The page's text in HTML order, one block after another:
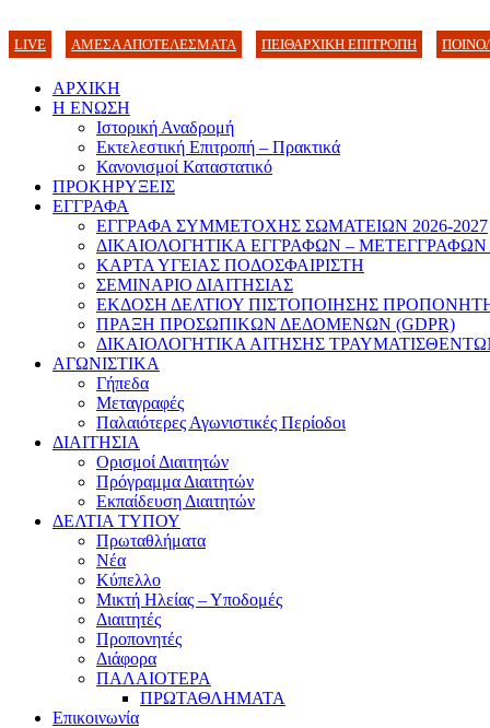
LIVE ΑΜΕΣΑ ΑΠΟΤΕΛΕΣΜΑΤΑ ΠΕΙΘΑΡΧΙΚΗ ΕΠΙΤΡΟΠΗ
ΑΡΧΙΚΗ
Η ΕΝΩΣΗ
Ιστορική Αναδρομή
Εκτελεστική Επιτροπή – Πρακτικά
Κανονισμοί Καταστατικό
ΠΡΟΚΗΡΥΞΕΙΣ
ΕΓΓΡΑΦΑ
ΕΓΓΡΑΦΑ ΣΥΜΜΕΤΟΧΗΣ ΣΩΜΑΤΕΙΩΝ 2026-2027
ΔΙΚΑΙΟΛΟΓΗΤΙΚΑ ΕΓΓΡΑΦΩΝ –
ΚΑΡΤΑ ΥΓΕΙΑΣ ΠΟΔΟΣΦΑΙΡΙΣΤΗ
ΣΕΜΙΝΑΡΙΟ ΔΙΑΙΤΗΣΙΑΣ
ΕΚΔΟΣΗ ΔΕΛΤΙΟΥ ΠΙΣΤΟΠΟΙΗΣΗΣ
ΠΡΑΞΗ ΠΡΟΣΩΠΙΚΩΝ ΔΕΔΟΜΕΝΩΝ (GDPR)
ΔΙΚΑΙΟΛΟΓΗΤΙΚΑ ΑΙΤΗΣΗΣ
ΑΓΩΝΙΣΤΙΚΑ
Γήπεδα
Μεταγραφές
Παλαιότερες Αγωνιστικές Περίοδοι
ΔΙΑΙΤΗΣΙΑ
Ορισμοί Διαιτητών
Πρόγραμμα Διαιτητών
Εκπαίδευση Διαιτητών
ΔΕΛΤΙΑ ΤΥΠΟΥ
Πρωταθλήματα
Νέα
Κύπελλο
Μικτή Ηλείας – Υποδομές
Διαιτητές
Προπονητές
Διάφορα
ΠΑΛΑΙΟΤΕΡΑ
ΠΡΩΤΑΘΛΗΜΑΤΑ
Επικοινωνία